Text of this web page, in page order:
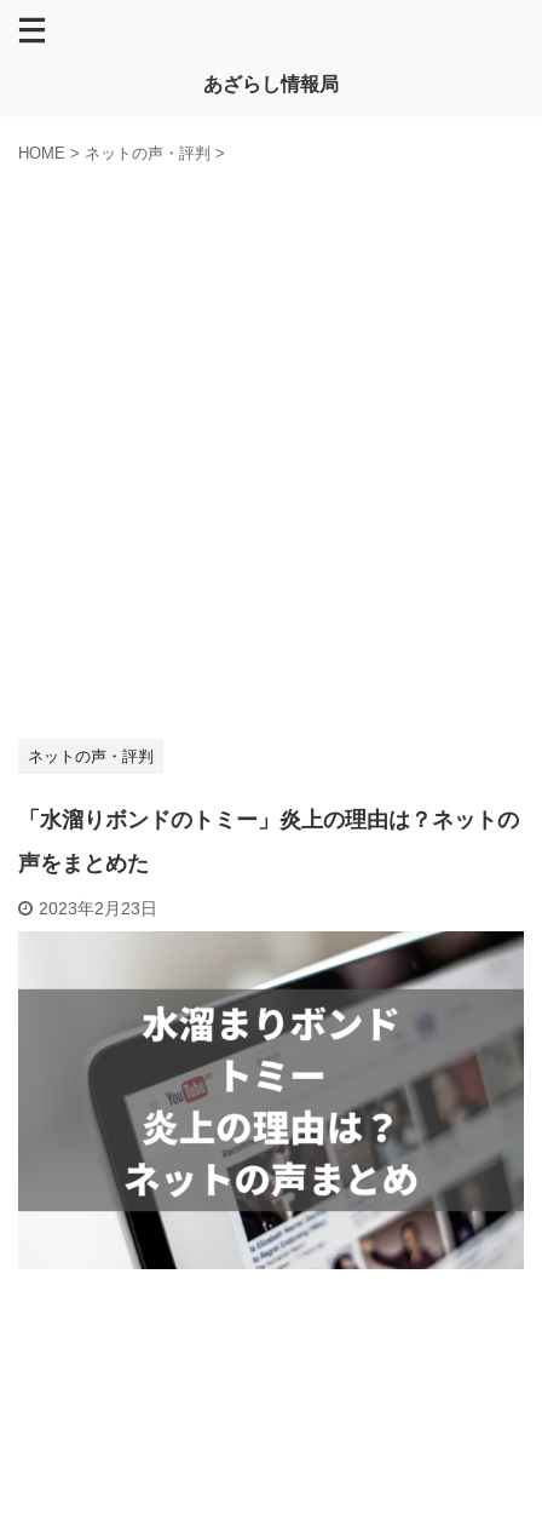
あざらし情報局
HOME > ネットの声・評判 >
ネットの声・評判
「水溜りボンドのトミー」炎上の理由は？ネットの
声をまとめた
2023年2月23日